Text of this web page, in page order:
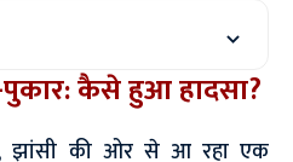
पुकार: कैसे हुआ हादसा?
झांसी की ओर से आ रहा एक